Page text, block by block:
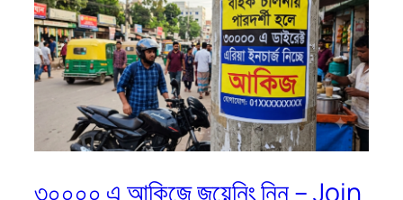
৩০০০০ এ আকিজে জয়েনিং নিন – Join